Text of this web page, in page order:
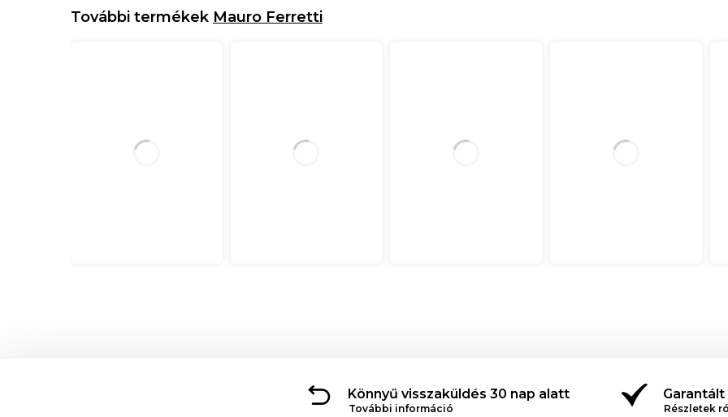
További termékek Mauro Ferretti
Könnyű visszaküldés 30 nap alatt
További információ Részletek